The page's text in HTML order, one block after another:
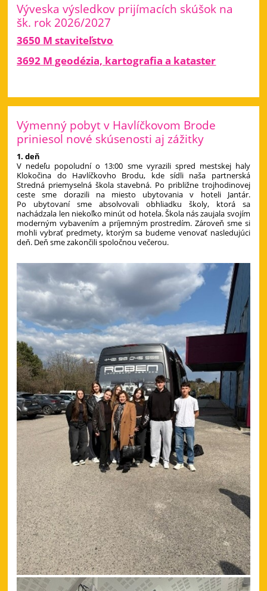
Výveska výsledkov prijímacích skúšok na
šk. rok 2026/2027
3650 M staviteľstvo
3692 M geodézia, kartografia a kataster
Výmenný pobyt v Havlíčkovom Brode
priniesol nové skúsenosti aj zážitky
1. deň
V nedeľu popoludní o 13:00 sme vyrazili spred mestskej haly
Klokočina do Havlíčkovho Brodu, kde sídli naša partnerská
Stredná priemyselná škola stavebná. Po približne trojhodinovej
ceste sme dorazili na miesto ubytovania v hoteli Jantár.
Po ubytovaní sme absolvovali obhliadku školy, ktorá sa
nachádzala len niekoľko minút od hotela. Škola nás zaujala svojím
moderným vybavením a príjemným prostredím. Zároveň sme si
mohli vybrať predmety, ktorým sa budeme venovať nasledujúci
deň. Deň sme zakončili spoločnou večerou.